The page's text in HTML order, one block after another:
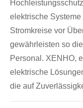
elektrische
Stromkreise vor
gewährleisten so
Personal. XENHO,
elektrische
die auf